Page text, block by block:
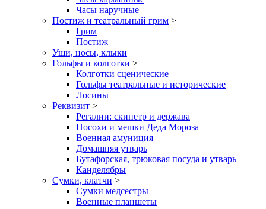
Часы наручные
Постиж и театральный грим >
Грим
Постиж
Уши, носы, клыки
Гольфы и колготки >
Колготки сценические
Гольфы театральные и исторические
Лосины
Реквизит >
Регалии: скипетр и держава
Посохи и мешки Деда Мороза
Военная амуниция
Домашняя утварь
Бутафорская, трюковая посуда и утварь
Канделябры
Сумки, клатчи >
Сумки медсестры
Военные планшеты